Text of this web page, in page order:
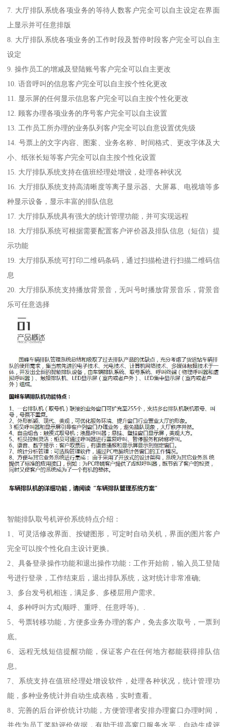
7. 大厅排队系统各项业务的等待人数客户完全可以自主设定在界面
上显示并可任意排版
8. 大厅排队系统各项业务的工作时段及暂停时段客户完全可以自主
设定
9. 操作员工的增减及登陆账号客户完全可以自主更改
10. 语音呼叫的信息客户完全可以自主按个性化更改
11. 显示屏的任何显示信息客户完全可以自主按个性化更改
12. 顾客办理各项业务的序号客户完全可以自主设置
13. 工作员工所办理的业务队列客户完全可以自意设置优先级
14. 号票上的文字内容、图案、业务名称、时间格式、更改字体及大
小、纸张长短等客户完全可以自主按个性化设置
15. 大厅排队系统支持在值班经理处增设，处理各种状况
16. 大厅排队系统支持高清晰度等离子显示器、大屏幕、电视墙等多
种显示设备，显示丰富的排队信息
17. 大厅排队系统具有强大的统计管理功能，并可实现远程
18. 大厅排队系统可根据需要配置客户评价器及排队信息（短信）提
示功能
19. 大厅排队系统可打印二维码条码，通过扫描枪进行扫描二维码信
息
20. 大厅排队系统支持播放背景音，无叫号时播放背景音乐，背景音
乐可任意选择
智能排队取号机评价系统特点介绍：
1、可灵活修改界面、按键图形，可定时自动关机，界面的图片客户
完全可以按个性化自主设计更换。
2、具备登录操作功能和退出操作功能：工作开始前，输入员工登陆
号进行登录，工作结束后，退出排队系统，这对统计非常准确;
3、多台发号机相连，满足多、多楼层用户需求。
4、多种呼叫方式(顺呼、重呼、任意呼等)。.
5、号票转移功能，方便多业务办理的客户，免去多次取号，一票到
底。
6、远程无线短信提醒功能，保证客户在任何地方都能获得排队信
息。
7、系统支持在值班经理处增设软件，处理各种状况，统计管理功
能，多种业务统计并自动生成表格，实时查看。
8、完善的后台评价统计功能，方便管理者安排办理窗口办理时间，
并作为员工奖励评价依据，有助于提高窗口服务水平，自动生成评